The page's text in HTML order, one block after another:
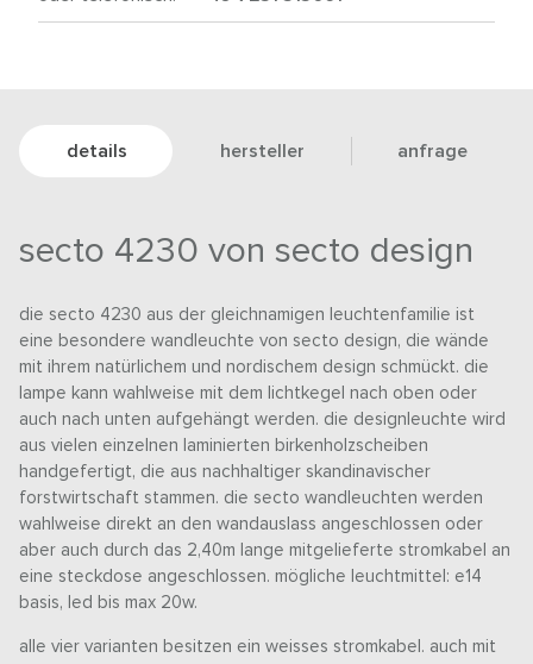
details hersteller anfrage
secto 4230 von secto design
die secto 4230 aus der gleichnamigen leuchtenfamilie ist
eine besondere wandleuchte von secto design, die wände
mit ihrem natürlichem und nordischem design schmückt. die
lampe kann wahlweise mit dem lichtkegel nach oben oder
auch nach unten aufgehängt werden. die designleuchte wird
aus vielen einzelnen laminierten birkenholzscheiben
handgefertigt, die aus nachhaltiger skandinavischer
forstwirtschaft stammen. die secto wandleuchten werden
wahlweise direkt an den wandauslass angeschlossen oder
aber auch durch das 2,40m lange mitgelieferte stromkabel an
eine steckdose angeschlossen. mögliche leuchtmittel: e14
basis, led bis max 20w.
alle vier varianten besitzen ein weisses stromkabel. auch mit